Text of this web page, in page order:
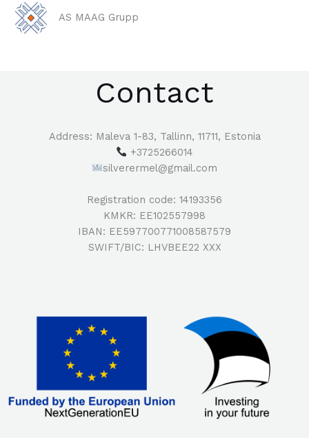
AS MAAG Grupp
Contact
Address: Maleva 1-83, Tallinn, 11711, Estonia
+3725266014
silverermel@gmail.com
Registration code: 14193356
KMKR: EE102557998
IBAN: EE597700771008587579
SWIFT/BIC: LHVBEE22 XXX